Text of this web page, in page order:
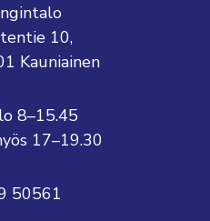
10,
Kauniainen
8–15.45
17–19.30
50561